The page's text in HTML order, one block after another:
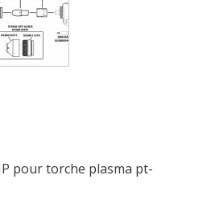
pour torche plasma pt-